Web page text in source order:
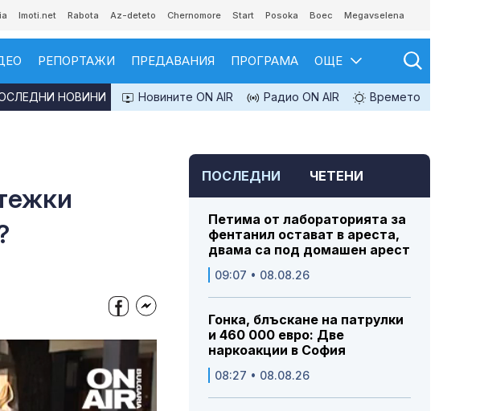
Imoti.net Rabota Az-deteto Chernomore Start Posoka Boec Megavselena
РЕПОРТАЖИ ПРЕДАВАНИЯ ПРОГРАМА ОЩЕ
Новините ON AIR Радио ON AIR Времето
НОВИНИ
ПОСЛЕДНИ ЧЕТЕНИ
Петима от лабораторията за
фентанил остават в ареста,
двама са под домашен арест
09:07 • 08.08.26
Гонка, блъскане на патрулки
и 460 000 евро: Две
наркоакции в София
08:27 • 08.08.26